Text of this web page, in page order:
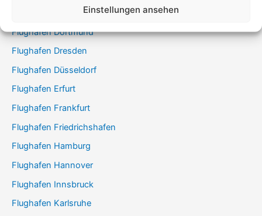
Einstellungen ansehen
Flughafen Dortmund
Flughafen Dresden
Flughafen Düsseldorf
Flughafen Erfurt
Flughafen Frankfurt
Flughafen Friedrichshafen
Flughafen Hamburg
Flughafen Hannover
Flughafen Innsbruck
Flughafen Karlsruhe